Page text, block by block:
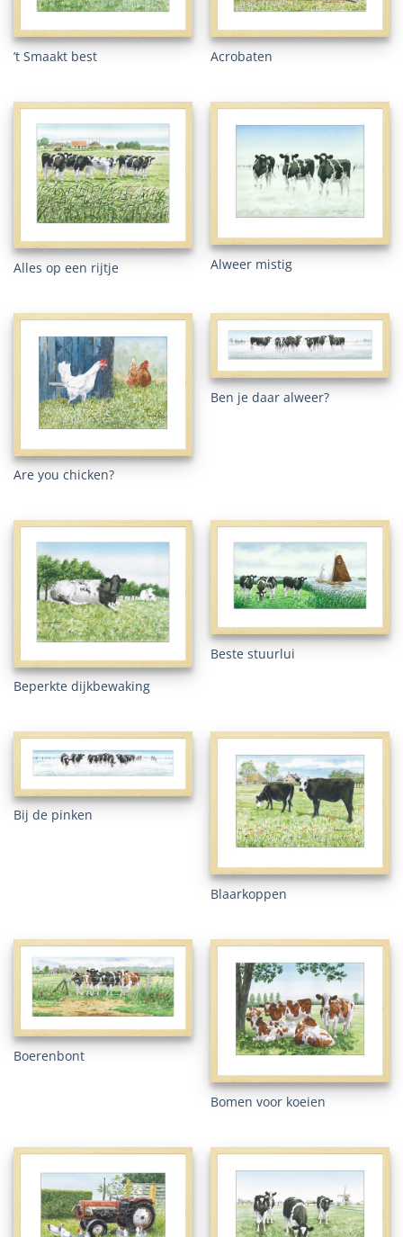
’t Smaakt best Acrobaten
Alles op een rijtje Alweer mistig
Are you chicken?
Ben je daar alweer?
Beperkte dijkbewaking
Beste stuurlui
Bij de pinken
Blaarkoppen
Boerenbont
Bomen voor koeien